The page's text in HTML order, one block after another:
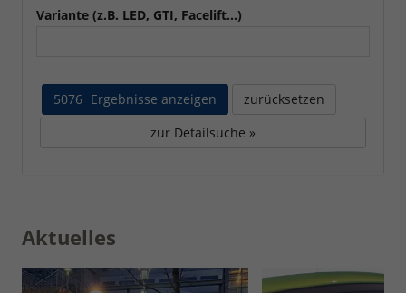
Variante (z.B. LED, GTI, Facelift...)
5076 Ergebnisse anzeigen
zurücksetzen
zur Detailsuche »
Aktuelles